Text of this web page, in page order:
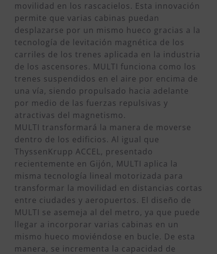
movilidad en los rascacielos. Esta innovación
permite que varias cabinas puedan
desplazarse por un mismo hueco gracias a la
tecnología de levitación magnética de los
carriles de los trenes aplicada en la industria
de los ascensores. MULTI funciona como los
trenes suspendidos en el aire por encima de
una vía, siendo propulsado hacia adelante
por medio de las fuerzas repulsivas y
atractivas del magnetismo.
MULTI transformará la manera de moverse
dentro de los edificios. Al igual que
ThyssenKrupp ACCEL, presentado
recientemente en Gijón, MULTI aplica la
misma tecnología lineal motorizada para
transformar la movilidad en distancias cortas
entre ciudades y aeropuertos. El diseño de
MULTI se asemeja al del metro, ya que puede
llegar a incorporar varias cabinas en un
mismo hueco moviéndose en bucle. De esta
manera, se incrementa la capacidad de